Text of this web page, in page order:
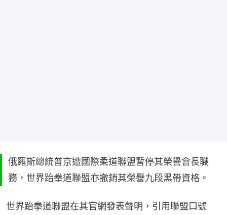
俄羅斯總統普京遭國際柔道聯盟暫停其榮譽會長職
務，世界跆拳道聯盟亦撤銷其榮譽九段黑帶資格。
世界跆拳道聯盟在其官網發表聲明，引用聯盟口號